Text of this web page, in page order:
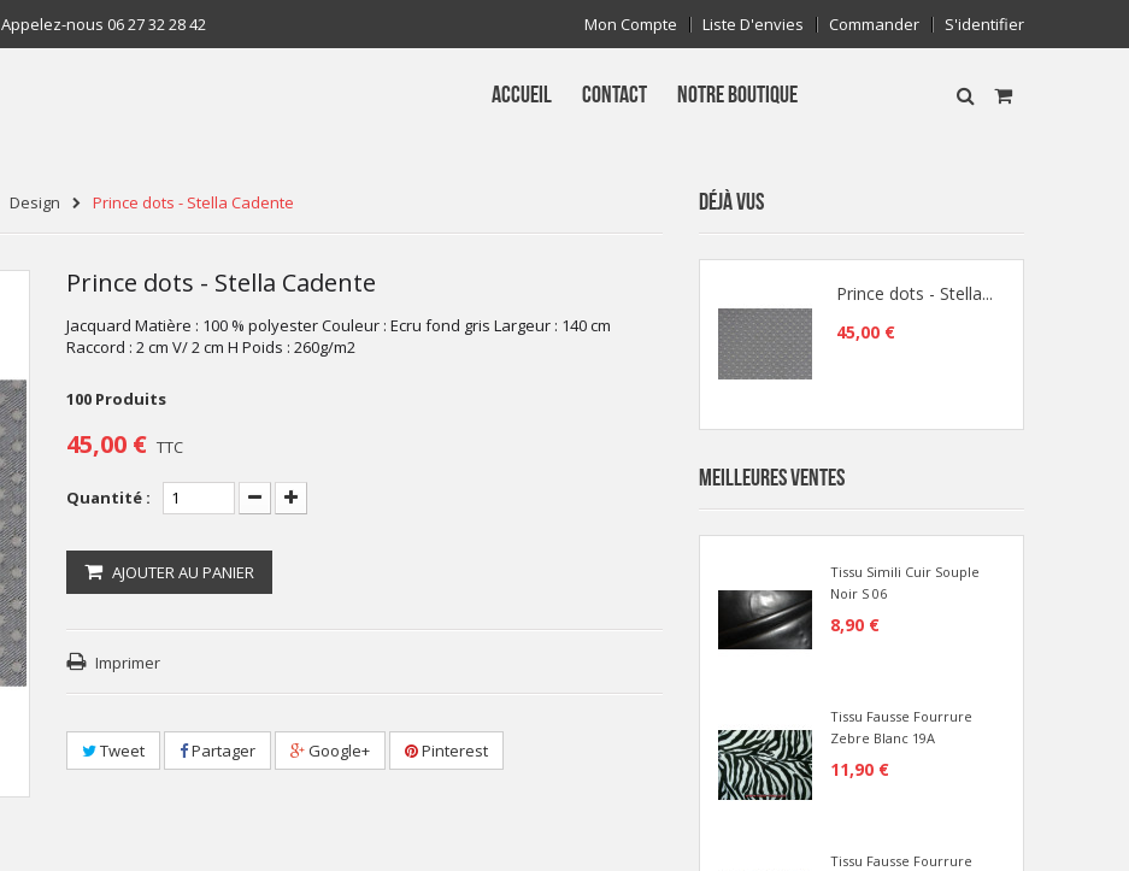
Mon Compte Liste D'envies Commander S'identifier
Appelez-nous 06 27 32 28 42
ACCUEIL CONTACT NOTRE BOUTIQUE
Design Prince dots - Stella Cadente
Prince dots - Stella Cadente
Jacquard Matière : 100 % polyester Couleur : Ecru fond gris Largeur : 140 cm
Raccord : 2 cm V/ 2 cm H Poids : 260g/m2
100 Produits
45,00 € TTC
Quantité :
AJOUTER AU PANIER
Imprimer
Tweet Partager Google+ Pinterest
DÉJÀ VUS
Prince dots - Stella...
45,00 €
MEILLEURES VENTES
Tissu Simili Cuir Souple
Noir S 06
8,90 €
Tissu Fausse Fourrure
Zebre Blanc 19A
11,90 €
Tissu Fausse Fourrure